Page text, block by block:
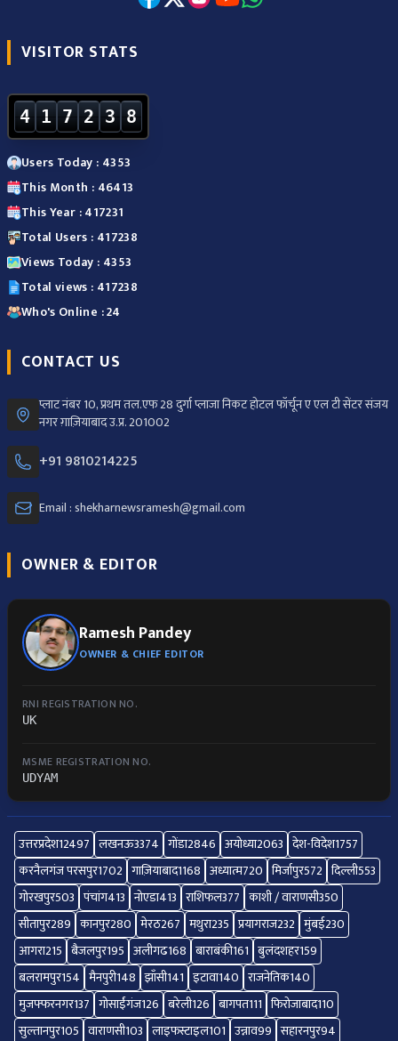
VISITOR STATS
4 1 7 2 3 8
Users Today : 4353
This Month : 46413
This Year : 417231
Total Users : 417238
Views Today : 4353
Total views : 417238
Who's Online : 24
CONTACT US
प्लाट नंबर 10, प्रथम तल.एफ 28 दुर्गा प्लाजा निकट होटल फॉर्चून ए एल टी सेंटर संजय
नगर ग़ाज़ियाबाद उ.प्र. 201002
+91 9810214225
Email : shekharnewsramesh@gmail.com
OWNER & EDITOR
Ramesh Pandey
OWNER & CHIEF EDITOR
RNI REGISTRATION NO.
UK
MSME REGISTRATION NO.
UDYAM
उत्तरप्रदेश12497 लखनऊ3374 गोंडा2846 अयोध्या2063 देश-विदेश1757
करनैलगंज परसपुर1702 गाज़ियाबाद1168 अध्यात्म720 मिर्जापुर572 दिल्ली553
गोरखपुर503 पंचांग413 नोएडा413 राशिफल377 काशी / वाराणसी350
सीतापुर289 कानपुर280 मेरठ267 मथुरा235 प्रयागराज232 मुंबई230
आगरा215 बैजलपुर195 अलीगढ168 बाराबंकी161 बुलंदशहर159
बलरामपुर154 मैनपुरी148 झाँसी141 इटावा140 राजनेतिक140
मुजफ्फरनगर137 गोसाईंगंज126 बरेली126 बागपत111 फिरोजाबाद110
सुल्तानपुर105 वाराणसी103 लाइफस्टाइल101 उन्नाव99 सहारनपुर94